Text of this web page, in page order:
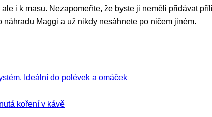
i k masu. Nezapomeňte, že byste ji neměli přidávat
Maggi a už nikdy nesáhnete po ničem jiném.
Ideální do polévek a omáček
koření v kávě